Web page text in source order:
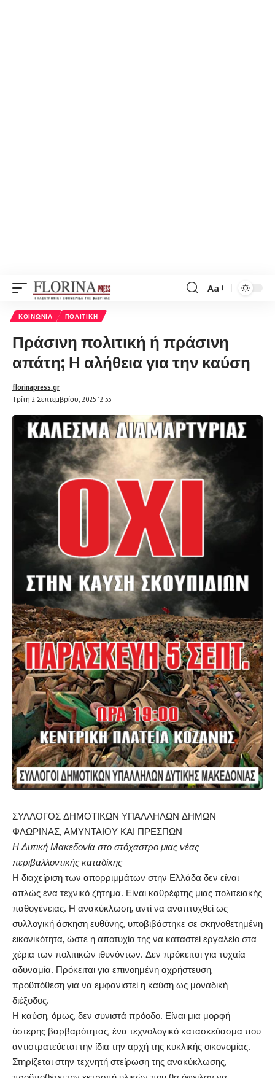
Font
Aa
ΚΟΙΝΩΝΊΑ ΠΟΛΙΤΙΚΉ
Πράσινη πολιτική ή πράσινη
απάτη; Η αλήθεια για την καύση
Τρίτη 2 Σεπτεμβρίου, 2025 12:55
florinapress.gr
ΣΥΛΛΟΓΟΣ ΔΗΜΟΤΙΚΩΝ ΥΠΑΛΛΗΛΩΝ ΔΗΜΩΝ
ΦΛΩΡΙΝΑΣ, ΑΜΥΝΤΑΙΟΥ ΚΑΙ ΠΡΕΣΠΩΝ
Η Δυτική Μακεδονία στο στόχαστρο μιας νέας
περιβαλλοντικής καταδίκης
Η διαχείριση των απορριμμάτων στην Ελλάδα δεν είναι
απλώς ένα τεχνικό ζήτημα. Είναι καθρέφτης μιας πολιτειακής
παθογένειας. Η ανακύκλωση, αντί να αναπτυχθεί ως
συλλογική άσκηση ευθύνης, υποβιβάστηκε σε σκηνοθετημένη
εικονικότητα, ώστε η αποτυχία της να καταστεί εργαλείο στα
χέρια των πολιτικών ιθυνόντων. Δεν πρόκειται για τυχαία
αδυναμία. Πρόκειται για επινοημένη αχρήστευση,
προϋπόθεση για να εμφανιστεί η καύση ως μοναδική
διέξοδος.
Η καύση, όμως, δεν συνιστά πρόοδο. Είναι μια μορφή
ύστερης βαρβαρότητας, ένα τεχνολογικό κατασκεύασμα που
αντιστρατεύεται την ίδια την αρχή της κυκλικής οικονομίας.
Στηρίζεται στην τεχνητή στείρωση της ανακύκλωσης,